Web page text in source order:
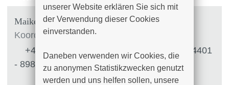
Maike Bülow
Koordinatorin
+49 (0)381 4401 - 6678
|
+49 (0)381 4401
- 8986
unserer Website erklären Sie sich mit
der Verwendung dieser Cookies
einverstanden.
Daneben verwenden wir Cookies, die
zu anonymen Statistikzwecken genutzt
werden und uns helfen sollen, unsere